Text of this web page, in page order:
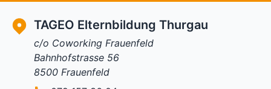
TAGEO Elternbildung Thurgau
c/o Coworking Frauenfeld
Bahnhofstrasse 56
8500 Frauenfeld